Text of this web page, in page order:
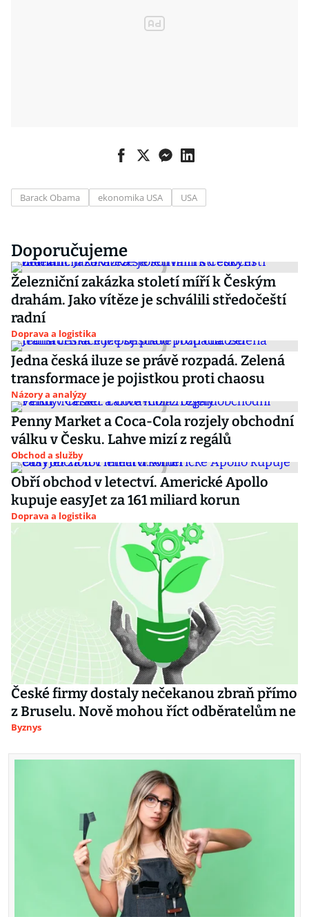
Barack Obama ekonomika USA USA
Doporučujeme
Železniční zakázka století míří k Českým
drahám. Jako vítěze je schválili středočeští
radní
Doprava a logistika
Jedna česká iluze se právě rozpadá. Zelená
transformace je pojistkou proti chaosu
Názory a analýzy
Penny Market a Coca-Cola rozjely obchodní
válku v Česku. Lahve mizí z regálů
Obchod a služby
Obří obchod v letectví. Americké Apollo
kupuje easyJet za 161 miliard korun
Doprava a logistika
České firmy dostaly nečekanou zbraň přímo
z Bruselu. Nově mohou říct odběratelům ne
Byznys